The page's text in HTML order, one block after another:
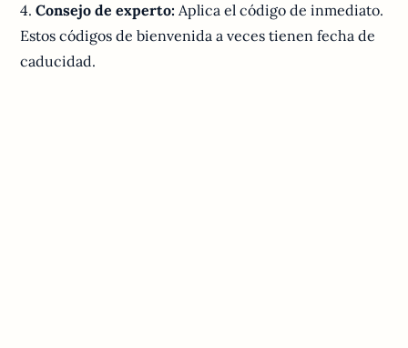
4.Consejo de experto: Aplica el código de inmediato.
Estos códigos de bienvenida a veces tienen fecha de
caducidad.